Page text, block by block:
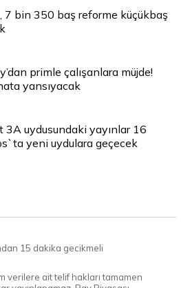
7 bin 350 baş reforme küçükbaş
primle çalışanlara müjde!
yansıyacak
3A uydusundaki yayınlar 16
yeni uydulara geçecek
15 dakika gecikmeli
verilere ait telif hakları tamamen